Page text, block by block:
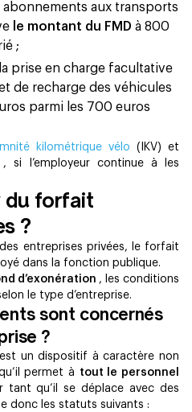
abonnements aux transports
le montant du FMD à 800
;
prise en charge facultative
de recharge des véhicules
parmi les 700 euros
kilométrique vélo (IKV) et
, si l’employeur continue à les
du forfait
?
des entreprises privées, le forfait
dans la fonction publique.
d’exonération , les conditions
le type d’entreprise.
sont concernés
?
est un dispositif à caractère non
permet à tout le personnel
tant qu’il se déplace avec des
donc les statuts suivants :